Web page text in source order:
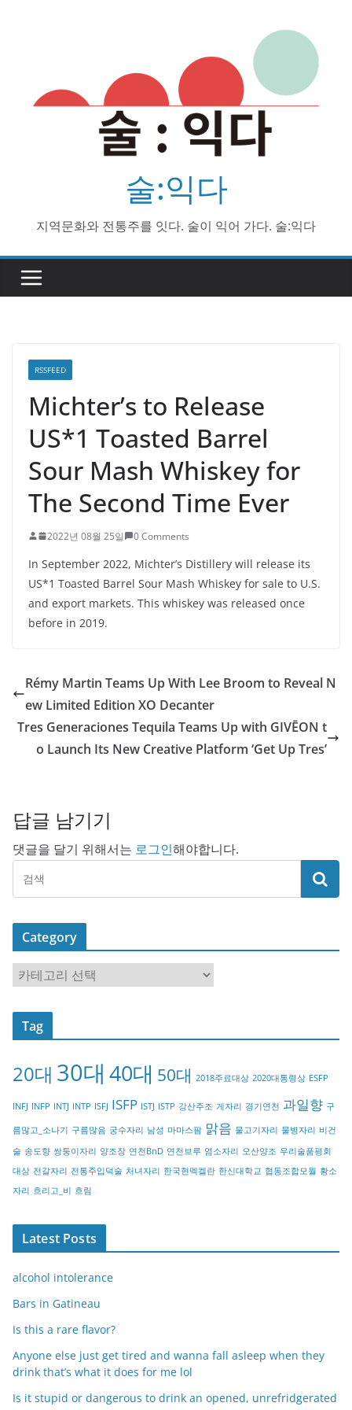
술:익다
지역문화와 전통주를 잇다. 술이 익어 가다. 술:익다
RSSFEED
Michter’s to Release
US*1 Toasted Barrel
Sour Mash Whiskey for
The Second Time Ever
2022년 08월 25일 0 Comments
In September 2022, Michter’s Distillery will release its
US*1 Toasted Barrel Sour Mash Whiskey for sale to U.S.
and export markets. This whiskey was released once
before in 2019.
Rémy Martin Teams Up With Lee Broom to Reveal N
ew Limited Edition XO Decanter
Tres Generaciones Tequila Teams Up with GIVĒON t
o Launch Its New Creative Platform ‘Get Up Tres’
답글 남기기
댓글을 달기 위해서는 로그인해야합니다.
Category
a
t
o
y
Tag
20대 30대 40대 50대 2018주료대상 2020대통령상 ESFP
INFJ INFP INTJ INTP ISFJ ISFP ISTJ ISTP 강산주조 게자리 경기연천 과일향 구
름많고_소나기 구름많음 궁수자리 남성 마마스팜 맑음 물고기자리 물병자리 비건
술 송도향 쌍둥이자리 양조장 연천BnD 연천브루 염소자리 오산양조 우리술품평회
대상 전갈자리 전통주입덕술 처녀자리 한국현멕켈란 한신대학교 협동조합모월 황소
자리 흐리고_비 흐림
Latest Posts
alcohol intolerance
Bars in Gatineau
Is this a rare flavor?
Anyone else just get tired and wanna fall asleep when they
drink that’s what it does for me lol
Is it stupid or dangerous to drink an opened, unrefridgerated